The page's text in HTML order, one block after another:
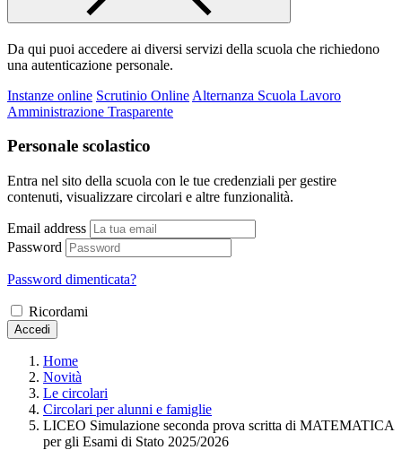
Da qui puoi accedere ai diversi servizi della scuola che richiedono
una autenticazione personale.
Instanze online Scrutinio Online Alternanza Scuola Lavoro
Amministrazione Trasparente
Personale scolastico
Entra nel sito della scuola con le tue credenziali per gestire
contenuti, visualizzare circolari e altre funzionalità.
Email address
Password
Password dimenticata?
Ricordami
Accedi
Home
Novità
Le circolari
Circolari per alunni e famiglie
LICEO Simulazione seconda prova scritta di MATEMATICA
per gli Esami di Stato 2025/2026